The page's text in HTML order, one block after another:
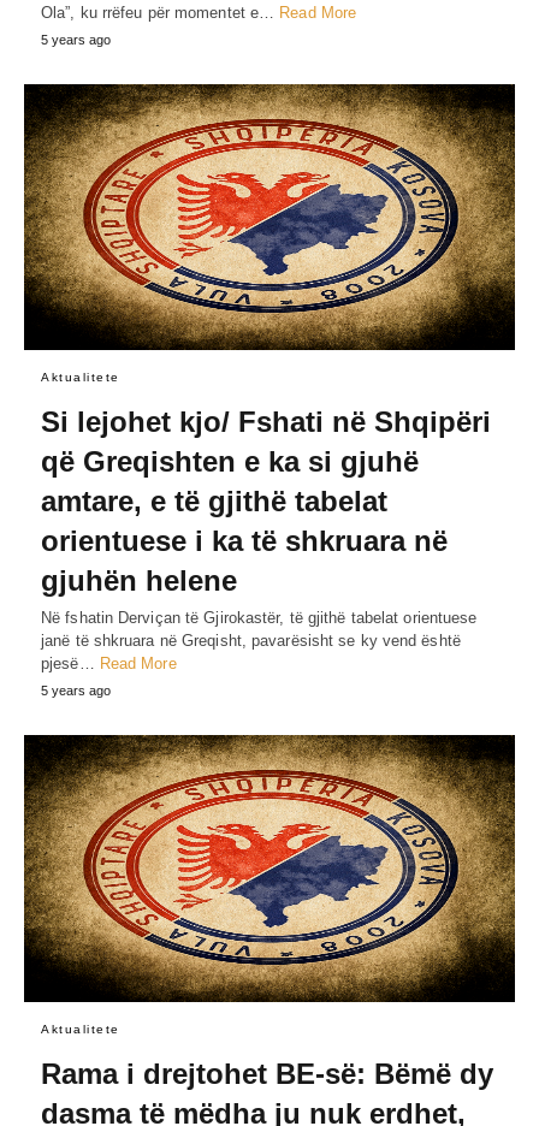
Ola”, ku rrëfeu për momentet e… Read More
5 years ago
Aktualitete
Si lejohet kjo/ Fshati në Shqipëri
që Greqishten e ka si gjuhë
amtare, e të gjithë tabelat
orientuese i ka të shkruara në
gjuhën helene
Në fshatin Derviçan të Gjirokastër, të gjithë tabelat orientuese
janë të shkruara në Greqisht, pavarësisht se ky vend është
pjesë… Read More
5 years ago
Aktualitete
Rama i drejtohet BE-së: Bëmë dy
dasma të mëdha ju nuk erdhet,